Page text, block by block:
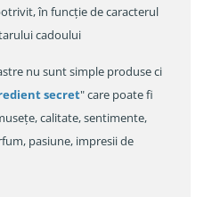
în funcție de caracterul
cadoului
nu sunt simple produse ci
secret" care poate fi
calitate, sentimente,
pasiune, impresii de